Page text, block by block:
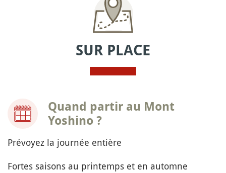
SUR PLACE
Quand partir au Mont
Yoshino ?
Prévoyez la journée entière
Fortes saisons au printemps et en automne